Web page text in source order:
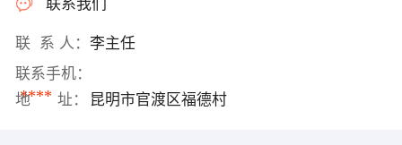
联系我们
联 系 人： 李主任
联系手机：
****
地 址： 昆明市官渡区福德村